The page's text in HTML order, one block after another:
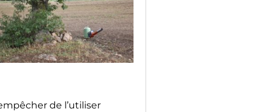
de l’utiliser